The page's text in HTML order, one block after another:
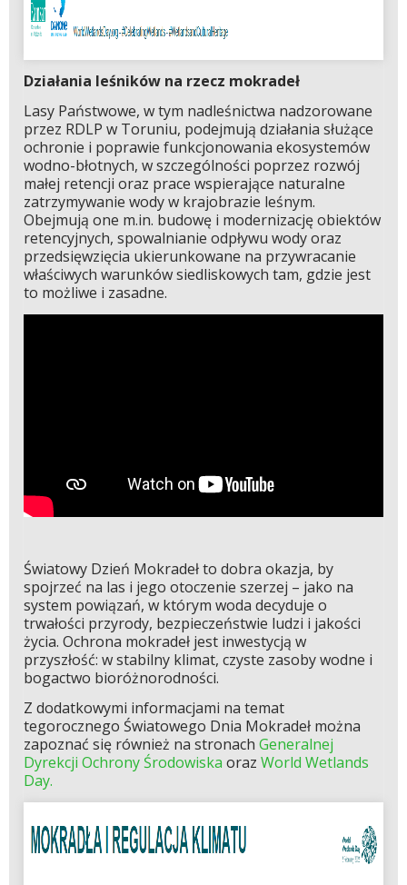
Działania leśników na rzecz mokradeł
Lasy Państwowe, w tym nadleśnictwa nadzorowane
przez RDLP w Toruniu, podejmują działania służące
ochronie i poprawie funkcjonowania ekosystemów
wodno-błotnych, w szczególności poprzez rozwój
małej retencji oraz prace wspierające naturalne
zatrzymywanie wody w krajobrazie leśnym.
Obejmują one m.in. budowę i modernizację obiektów
retencyjnych, spowalnianie odpływu wody oraz
przedsięwzięcia ukierunkowane na przywracanie
właściwych warunków siedliskowych tam, gdzie jest
to możliwe i zasadne.
Światowy Dzień Mokradeł to dobra okazja, by
spojrzeć na las i jego otoczenie szerzej – jako na
system powiązań, w którym woda decyduje o
trwałości przyrody, bezpieczeństwie ludzi i jakości
życia. Ochrona mokradeł jest inwestycją w
przyszłość: w stabilny klimat, czyste zasoby wodne i
bogactwo bioróżnorodności.
Z dodatkowymi informacjami na temat
tegorocznego Światowego Dnia Mokradeł można
zapoznać się również na stronach Generalnej
Dyrekcji Ochrony Środowiska oraz World Wetlands
Day.